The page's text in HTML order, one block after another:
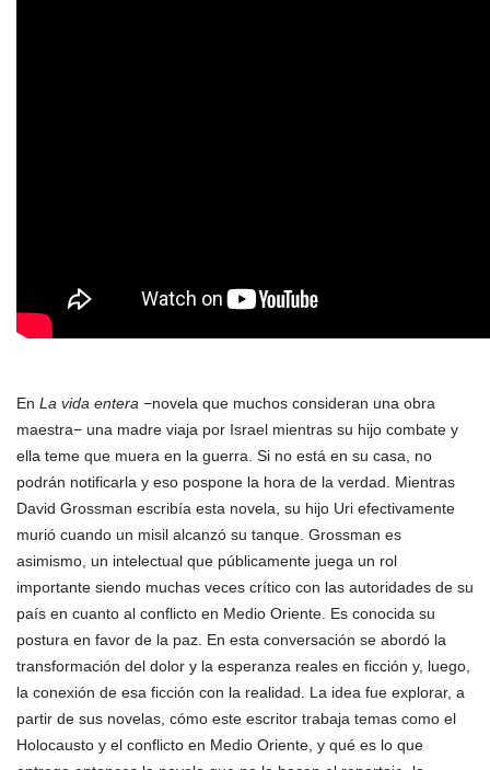
En La vida entera −novela que muchos consideran una obra
maestra− una madre viaja por Israel mientras su hijo combate y
ella teme que muera en la guerra. Si no está en su casa, no
podrán notificarla y eso pospone la hora de la verdad. Mientras
David Grossman escribía esta novela, su hijo Uri efectivamente
murió cuando un misil alcanzó su tanque. Grossman es
asimismo, un intelectual que públicamente juega un rol
importante siendo muchas veces crítico con las autoridades de su
país en cuanto al conflicto en Medio Oriente. Es conocida su
postura en favor de la paz. En esta conversación se abordó la
transformación del dolor y la esperanza reales en ficción y, luego,
la conexión de esa ficción con la realidad. La idea fue explorar, a
partir de sus novelas, cómo este escritor trabaja temas como el
Holocausto y el conflicto en Medio Oriente, y qué es lo que